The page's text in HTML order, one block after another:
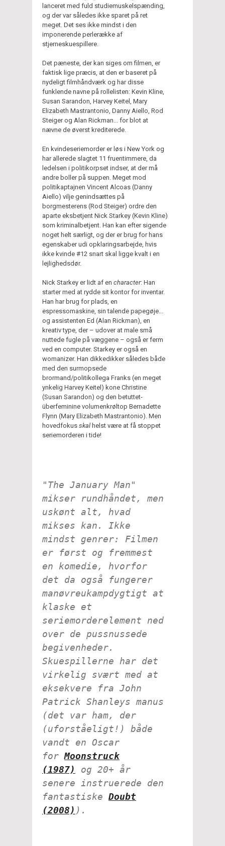
lanceret med fuld studiemuskelspænding,
og der var således ikke sparet på ret
meget. Det ses ikke mindst i den
imponerende perlerække af
stjerneskuespillere.
Det pæneste, der kan siges om filmen, er
faktisk lige præcis, at den er baseret på
nydeligt filmhåndværk og har disse
funklende navne på rollelisten: Kevin Kline,
Susan Sarandon, Harvey Keitel, Mary
Elizabeth Mastrantonio, Danny Aiello, Rod
Steiger og Alan Rickman... for blot at
nævne de øverst krediterede.
En kvindeseriemorder er løs i New York og
har allerede slagtet 11 fruentimmere, da
ledelsen i politikorpset indser, at der må
andre boller på suppen. Meget mod
politikaptajnen Vincent Alcoas (Danny
Aiello) vilje genindsættes på
borgmesterens (Rod Steiger) ordre den
aparte eksbetjent Nick Starkey (Kevin Kline)
som kriminalbetjent. Han kan efter sigende
noget helt særligt, og der er brug for hans
egenskaber udi opklaringsarbejde, hvis
ikke kvinde #12 snart skal ligge kvalt i en
lejlighedsdør.
Nick Starkey er lidt af en character: Han
starter med at rydde sit kontor for inventar.
Han har brug for plads, en
espressomaskine, sin talende papegøje...
og assistenten Ed (Alan Rickman), en
kreativ type, der – udover at male små
nuttede fugle på væggene – også er ferm
ved en computer. Starkey er også en
womanizer. Han dikkedikker således både
med den surmopsede
brormand/politikollega Franks (en meget
ynkelig Harvey Keitel) kone Christine
(Susan Sarandon) og den betuttet-
überfeminine volumenkrøltop Bernadette
Flynn (Mary Elizabeth Mastrantonio). Men
hovedfokus skal helst være at få stoppet
seriemorderen i tide!
"The January Man"
mikser rundhåndet, men
uskønt alt, hvad
mikses kan. Ikke
mindst genrer: Filmen
er først og fremmest
en komedie, hvorfor
det da også fungerer
manøvreukampdygtigt at
klaske et
seriemorderelement ned
over de pussnussede
begivenheder.
Skuespillerne har det
virkelig svært med at
eksekvere fra John
Patrick Shanleys manus
(det var ham, der
(uforståeligt!) både
vandt en Oscar
forMoonstruck
(1987)
og 20+ år
senere instruerede den
fantastiske Doubt
(2008) ).